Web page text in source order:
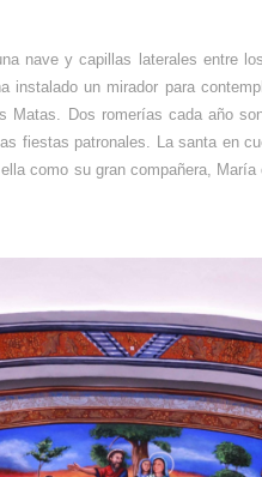
nave y capillas laterales entre
un mirador para
Matas. Dos romerías cada año
fiestas patronales. La santa en
como su gran compañera,